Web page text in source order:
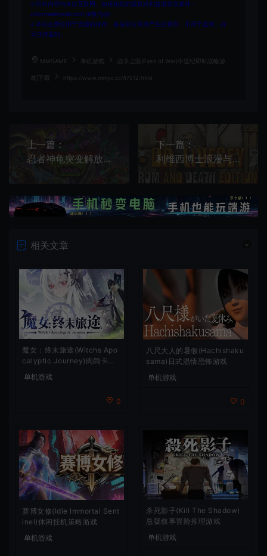
3.所有内容均来自互联网。如侵犯您的版权或利益请发送邮件：
cvformat#gmail.com (#换为@)
4.本站收费仅用于资源的保存、备份和分享所产生的费用，不用于盈利，亦
无任何盈利。
MMGAME 单机游戏 战争之眼(Eyes of War)中世纪即时战略游
戏|下载 https://www.mmyx.cc/47512.html
上一篇：
忍者神龟突变解放(TMNT: Mutants Unleashed)繁中|PC|ACT|卡通动作冒险游戏
下一篇：
利维西博士浪漫与死亡版(DR LIVESEY ROM AND DEATH EDITION)第三人称抽象射击游戏|下载
相关文章
魔女：终末旅途(Witchs Apo
calyptic Journey)肉鸽卡牌
策略游戏
单机游戏
0
八尺大人的暑假(Hachishaku
sama)日式温情恐怖游戏
单机游戏
0
赛博女修(Idle Immortal Sent
inel)休闲挂机策略游戏
单机游戏
杀死影子(Kill The Shadow)
悬疑叙事冒险推理游戏
单机游戏